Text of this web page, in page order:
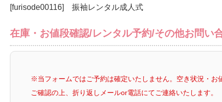
[furisode00116] 振袖レンタル成人式
在庫・お値段確認/レンタル予約/その他お問い
※当フォームではご予約は確定いたしません。空き状況・お
ご確認の上、折り返しメールor電話にてご連絡いたします。